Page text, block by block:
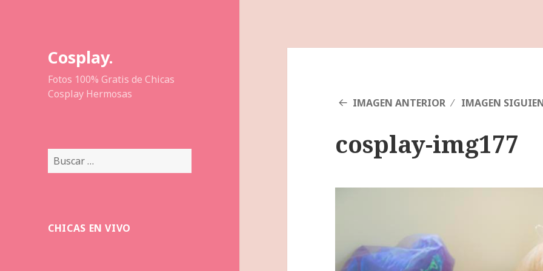
Cosplay.
Fotos 100% Gratis de Chicas
Cosplay Hermosas
Buscar:
CHICAS EN VIVO
IMAGEN ANTERIOR IMAGEN
cosplay-img177